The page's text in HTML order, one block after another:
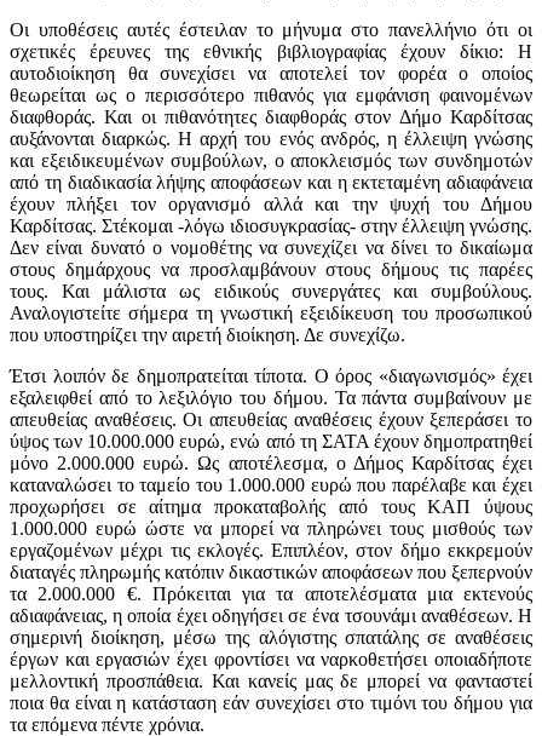
Οι υποθέσεις αυτές έστειλαν το μήνυμα στο πανελλήνιο ότι οι
σχετικές έρευνες της εθνικής βιβλιογραφίας έχουν δίκιο: Η
αυτοδιοίκηση θα συνεχίσει να αποτελεί τον φορέα ο οποίος
θεωρείται ως ο περισσότερο πιθανός για εμφάνιση φαινομένων
διαφθοράς. Και οι πιθανότητες διαφθοράς στον Δήμο Καρδίτσας
αυξάνονται διαρκώς. Η αρχή του ενός ανδρός, η έλλειψη γνώσης
και εξειδικευμένων συμβούλων, ο αποκλεισμός των συνδημοτών
από τη διαδικασία λήψης αποφάσεων και η εκτεταμένη αδιαφάνεια
έχουν πλήξει τον οργανισμό αλλά και την ψυχή του Δήμου
Καρδίτσας. Στέκομαι -λόγω ιδιοσυγκρασίας- στην έλλειψη γνώσης.
Δεν είναι δυνατό ο νομοθέτης να συνεχίζει να δίνει το δικαίωμα
στους δημάρχους να προσλαμβάνουν στους δήμους τις παρέες
τους. Και μάλιστα ως ειδικούς συνεργάτες και συμβούλους.
Αναλογιστείτε σήμερα τη γνωστική εξειδίκευση του προσωπικού
που υποστηρίζει την αιρετή διοίκηση. Δε συνεχίζω.
Έτσι λοιπόν δε δημοπρατείται τίποτα. Ο όρος «διαγωνισμός» έχει
εξαλειφθεί από το λεξιλόγιο του δήμου. Τα πάντα συμβαίνουν με
απευθείας αναθέσεις. Οι απευθείας αναθέσεις έχουν ξεπεράσει το
ύψος των 10.000.000 ευρώ, ενώ από τη ΣΑΤΑ έχουν δημοπρατηθεί
μόνο 2.000.000 ευρώ. Ως αποτέλεσμα, ο Δήμος Καρδίτσας έχει
καταναλώσει το ταμείο του 1.000.000 ευρώ που παρέλαβε και έχει
προχωρήσει σε αίτημα προκαταβολής από τους ΚΑΠ ύψους
1.000.000 ευρώ ώστε να μπορεί να πληρώνει τους μισθούς των
εργαζομένων μέχρι τις εκλογές. Επιπλέον, στον δήμο εκκρεμούν
διαταγές πληρωμής κατόπιν δικαστικών αποφάσεων που ξεπερνούν
τα 2.000.000 €. Πρόκειται για τα αποτελέσματα μια εκτενούς
αδιαφάνειας, η οποία έχει οδηγήσει σε ένα τσουνάμι αναθέσεων. Η
σημερινή διοίκηση, μέσω της αλόγιστης σπατάλης σε αναθέσεις
έργων και εργασιών έχει φροντίσει να ναρκοθετήσει οποιαδήποτε
μελλοντική προσπάθεια. Και κανείς μας δε μπορεί να φανταστεί
ποια θα είναι η κατάσταση εάν συνεχίσει στο τιμόνι του δήμου για
τα επόμενα πέντε χρόνια.